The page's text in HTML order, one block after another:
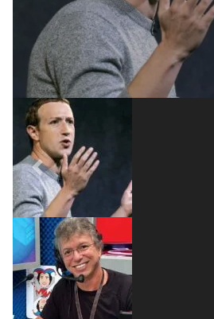
Previous